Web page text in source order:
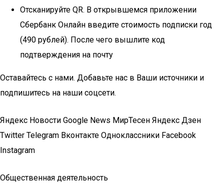
Отсканируйте QR. В открывшемся приложении
Сбербанк Онлайн введите стоимость подписки год
(490 рублей). После чего вышлите код
подтверждения на почту
Оставайтесь с нами. Добавьте нас в Ваши источники и
подпишитесь на наши соцсети.
Яндекс Новости Google News МирТесен Яндекс Дзен
Twitter Telegram Вконтакте Одноклассники Facebook
Instagram
Общественная деятельность